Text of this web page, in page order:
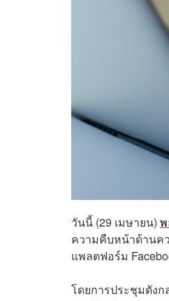
วันนี้ (29 เมษายน)
ความคืบหน้าด้านค
แพลตฟอร์ม
โดยการประชุมดังก